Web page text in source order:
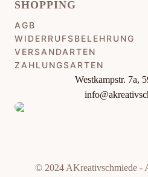
SHOPPING
AGB
WIDERRUFSBELEHRUNG
VERSANDARTEN
ZAHLUNGSARTEN
Westkampstr. 7a,
© 2024 AKreativschmiede -